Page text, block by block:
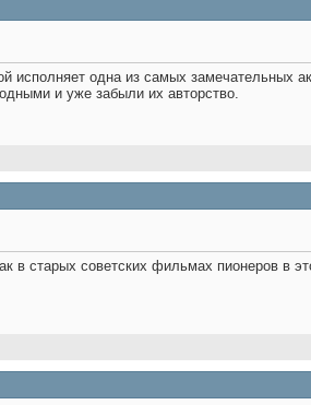
одна из самых замечательных
и уже забыли их авторство.
в старых советских фильмах пионеров в